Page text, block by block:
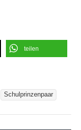
teilen
Schulprinzenpaar